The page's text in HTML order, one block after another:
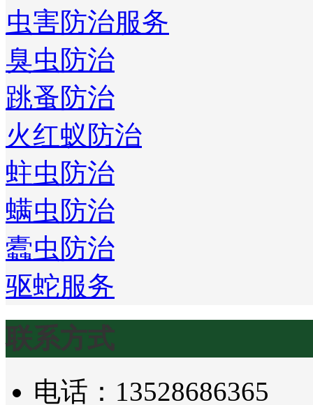
虫害防治服务
臭虫防治
跳蚤防治
火红蚁防治
蛀虫防治
螨虫防治
蠹虫防治
驱蛇服务
联系方式
电话：13528686365